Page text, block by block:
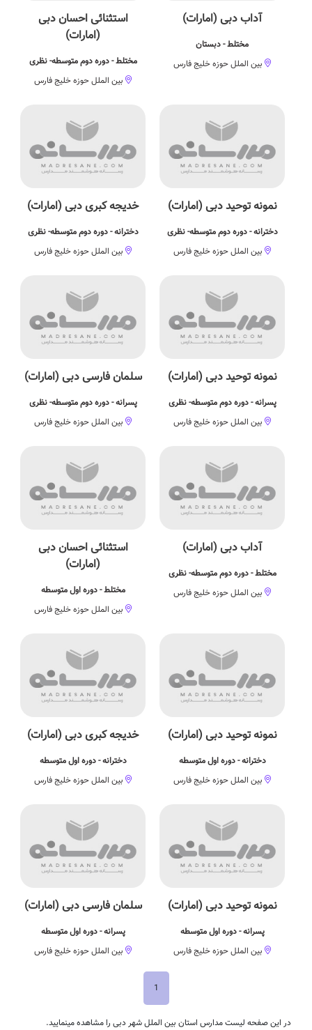
آداب دبی (امارات)
مختلط - دبستان
بین الملل حوزه خلیج فارس
استثنائی احسان دبی
(امارات)
مختلط - دوره دوم متوسطه- نظری
بین الملل حوزه خلیج فارس
نمونه توحید دبی (امارات)
دخترانه - دوره دوم متوسطه- نظری
بین الملل حوزه خلیج فارس
خدیجه کبری دبی (امارات)
دخترانه - دوره دوم متوسطه- نظری
بین الملل حوزه خلیج فارس
نمونه توحید دبی (امارات)
پسرانه - دوره دوم متوسطه- نظری
بین الملل حوزه خلیج فارس
سلمان فارسی دبی (امارات)
پسرانه - دوره دوم متوسطه- نظری
بین الملل حوزه خلیج فارس
آداب دبی (امارات)
مختلط - دوره دوم متوسطه- نظری
بین الملل حوزه خلیج فارس
استثنائی احسان دبی
(امارات)
مختلط - دوره اول متوسطه
بین الملل حوزه خلیج فارس
نمونه توحید دبی (امارات)
دخترانه - دوره اول متوسطه
بین الملل حوزه خلیج فارس
خدیجه کبری دبی (امارات)
دخترانه - دوره اول متوسطه
بین الملل حوزه خلیج فارس
نمونه توحید دبی (امارات)
پسرانه - دوره اول متوسطه
بین الملل حوزه خلیج فارس
سلمان فارسی دبی (امارات)
پسرانه - دوره اول متوسطه
بین الملل حوزه خلیج فارس
1
در این صفحه لیست مدارس استان بین الملل شهر دبی را مشاهده مینمایید.